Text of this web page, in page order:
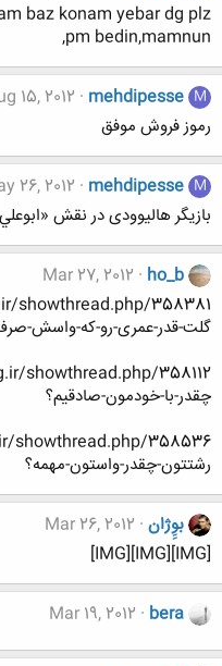
baz konam yebar dg plz
pm bedin,mamnun,
M
mehdipesse
15, 2012
رموز فروش موفق
M
mehdipesse
26, 2012
بازیگر هالیوودی در نقش
ho_b
Mar 27, 2012
گلت-قدر-عمری-رو-که-واسش-
چقدر-با-خودمون-صادقیم؟
رشتتون-چقدر-واستون-مهمه؟
بوِِژان Mar 26, 2012
[IMG][IMG][IMG]
bera
Mar 19, 2012